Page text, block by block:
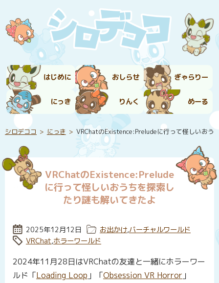
はじめに おしらせ ぎゃらりー
にっき りんく めーる
シロデココ にっき VRChatのExistence:Preludeに行って怪しいおう
VRChatのExistence:Prelude
に行って怪しいおうちを探索し
たり謎も解いてきたよ
投稿日:
2025年12月12日 カテゴリー:
お出かけ,バーチャルワールド
タグ:
VRChat,ホラーワールド
2024年11月28日はVRChatの友達と一緒にホラーワー
ルド「Loading Loop 」「Obsession VR Horror 」